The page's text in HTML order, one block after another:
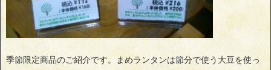
季節限定商品のご紹介です。まめランタンは節分で使う大豆を使っ